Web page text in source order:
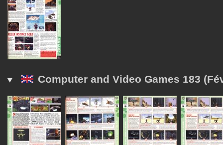
Computer and Video Games 183